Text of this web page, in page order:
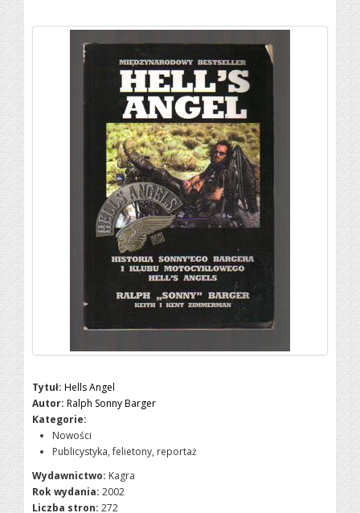
Tytuł: Hells Angel
Autor: Ralph Sonny Barger
Kategorie:
Nowości
Publicystyka, felietony, reportaż
Wydawnictwo: Kagra
Rok wydania: 2002
Liczba stron: 272